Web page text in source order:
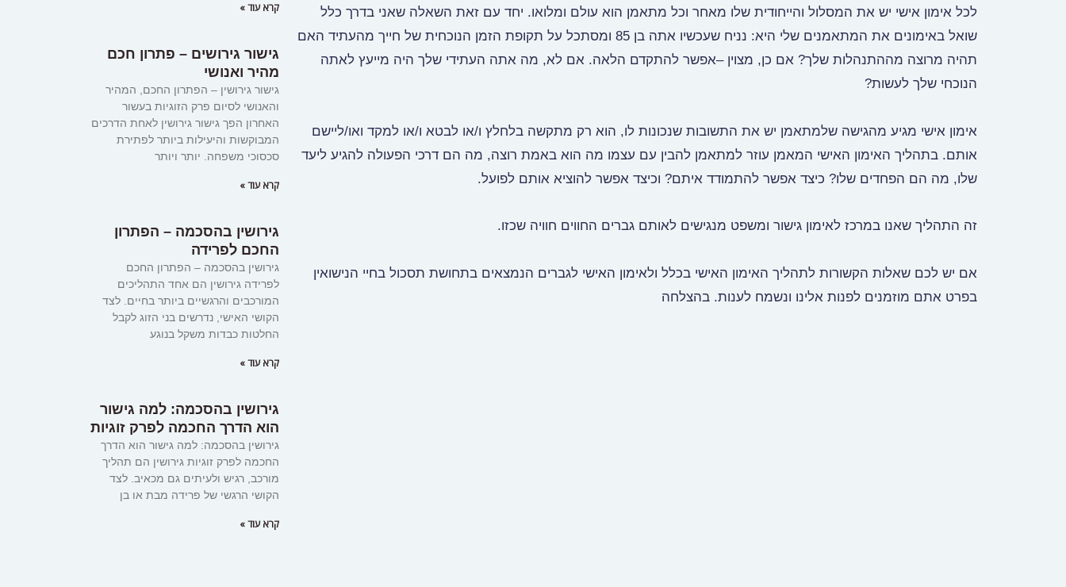
לכל אימון אישי יש את המסלול והייחודית שלו מאחר וכל מתאמן הוא עולם ומלואו. יחד עם זאת השאלה שאני בדרך כלל
שואל באימונים את המתאמנים שלי היא: נניח שעכשיו אתה בן 85 ומסתכל על תקופת הזמן הנוכחית של חייך מהעתיד האם
תהיה מרוצה מההתנהלות שלך? אם כן, מצוין –אפשר להתקדם הלאה. אם לא, מה אתה העתידי שלך היה מייעץ לאתה
הנוכחי שלך לעשות?
אימון אישי מגיע מהגישה שלמתאמן יש את התשובות שנכונות לו, הוא רק מתקשה בלחלץ ו/או לבטא ו/או למקד ואו/ליישם
אותם. בתהליך האימון האישי המאמן עוזר למתאמן להבין עם עצמו מה הוא באמת רוצה, מה הם דרכי הפעולה להגיע ליעד
שלו, מה הם הפחדים שלו? כיצד אפשר להתמודד איתם? וכיצד אפשר להוציא אותם לפועל.
זה התהליך שאנו במרכז לאימון גישור ומשפט מנגישים לאותם גברים החווים חוויה שכזו.
אם יש לכם שאלות הקשורות לתהליך האימון האישי בכלל ולאימון האישי לגברים הנמצאים בתחושת תסכול בחיי הנישואין
בפרט אתם מוזמנים לפנות אלינו ונשמח לענות. בהצלחה
קרא עוד »
גישור גירושים – פתרון חכם
מהיר ואנושי
גישור גירושין – הפתרון החכם, המהיר
והאנושי לסיום פרק הזוגיות בעשור
האחרון הפך גישור גירושין לאחת הדרכים
המבוקשות והיעילות ביותר לפתירת
סכסוכי משפחה. יותר ויותר
קרא עוד »
גירושין בהסכמה – הפתרון
החכם לפרידה
גירושין בהסכמה – הפתרון החכם
לפרידה גירושין הם אחד התהליכים
המורכבים והרגשיים ביותר בחיים. לצד
הקושי האישי, נדרשים בני הזוג לקבל
החלטות כבדות משקל בנוגע
קרא עוד »
גירושין בהסכמה: למה גישור
הוא הדרך החכמה לפרק זוגיות
גירושין בהסכמה: למה גישור הוא הדרך
החכמה לפרק זוגיות גירושין הם תהליך
מורכב, רגיש ולעיתים גם מכאיב. לצד
הקושי הרגשי של פרידה מבת או בן
קרא עוד »